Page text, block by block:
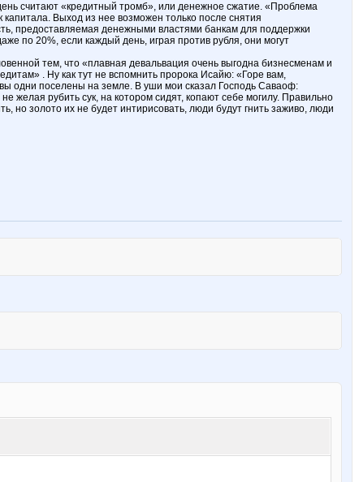
считают «кредитный тромб», или денежное сжатие. «Проблема
Выход из нее возможен только после снятия
предоставляемая денежными властями банкам для поддержки
по 20%, если каждый день, играя против рубля, они могут
тем, что «плавная девальвация очень выгодна бизнесменам и
. Ну как тут не вспомнить пророка Исайю: «Горе вам,
одни поселены на земле. В уши мои сказал Господь Саваоф:
желая рубить сук, на котором сидят, копают себе могилу. Правильно
но золото их не будет интирисовать, люди будут гнить заживо, люди